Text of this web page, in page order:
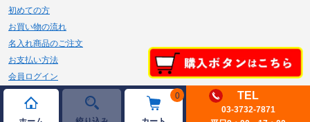
0 TEL
03-3732-7871
初めての方
お買い物の流れ
名入れ商品のご注文
お支払い方法
会員ログイン
メルマガ登録
新規会員登録